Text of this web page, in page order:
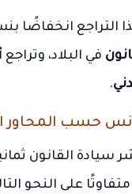
بنسبة 2.7% في النقاط الإجمالية، ما
في البلاد،
.
حسب المحاور
القانون
متفاوتًا على النحو